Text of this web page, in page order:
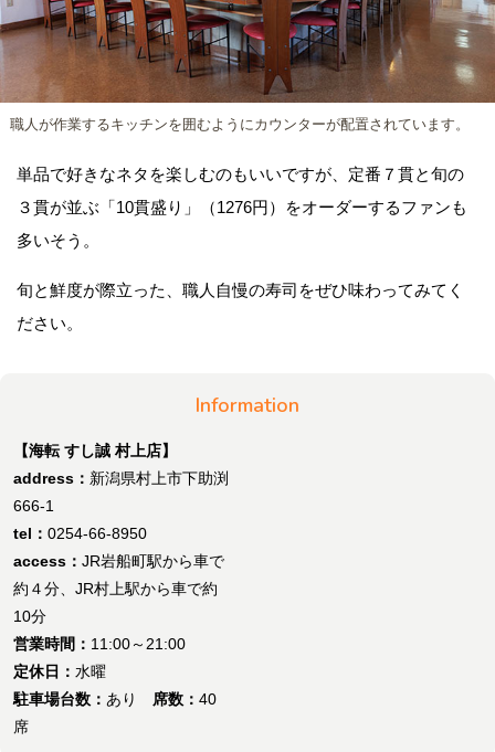
職人が作業するキッチンを囲むようにカウンターが配置されています。
単品で好きなネタを楽しむのもいいですが、定番７貫と旬の
３貫が並ぶ「10貫盛り」（1276円）をオーダーするファンも
多いそう。
旬と鮮度が際立った、職人自慢の寿司をぜひ味わってみてく
ださい。
Information
【海転 すし誠 村上店】
address： 新潟県村上市下助渕
666-1
tel： 0254-66-8950
access： JR岩船町駅から車で
約４分、JR村上駅から車で約
10分
営業時間： 11:00～21:00
定休日： 水曜
駐車場台数： あり 席数： 40
席